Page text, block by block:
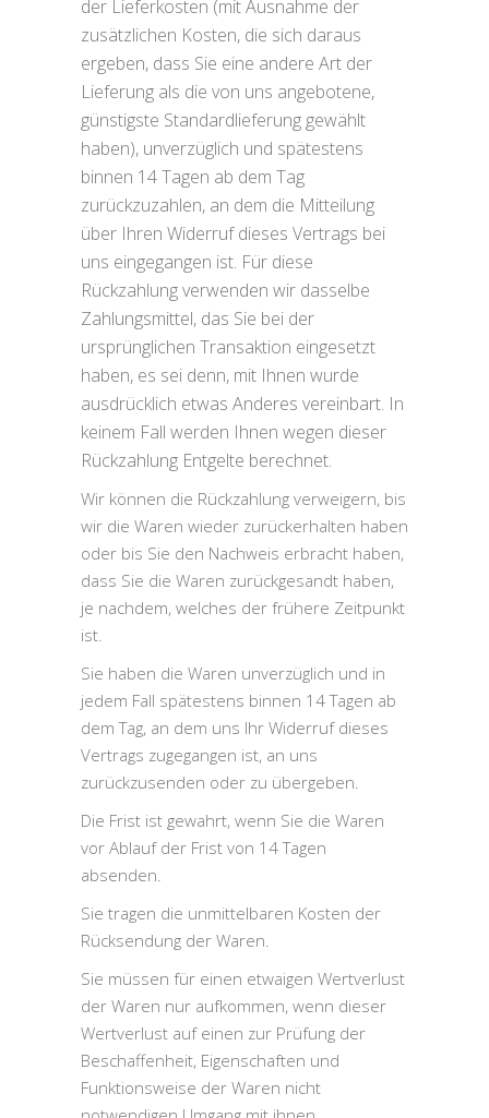
der Lieferkosten (mit Ausnahme der
zusätzlichen Kosten, die sich daraus
ergeben, dass Sie eine andere Art der
Lieferung als die von uns angebotene,
günstigste Standardlieferung gewählt
haben), unverzüglich und spätestens
binnen 14 Tagen ab dem Tag
zurückzuzahlen, an dem die Mitteilung
über Ihren Widerruf dieses Vertrags bei
uns eingegangen ist. Für diese
Rückzahlung verwenden wir dasselbe
Zahlungsmittel, das Sie bei der
ursprünglichen Transaktion eingesetzt
haben, es sei denn, mit Ihnen wurde
ausdrücklich etwas Anderes vereinbart. In
keinem Fall werden Ihnen wegen dieser
Rückzahlung Entgelte berechnet.
Wir können die Rückzahlung verweigern, bis
wir die Waren wieder zurückerhalten haben
oder bis Sie den Nachweis erbracht haben,
dass Sie die Waren zurückgesandt haben,
je nachdem, welches der frühere Zeitpunkt
ist.
Sie haben die Waren unverzüglich und in
jedem Fall spätestens binnen 14 Tagen ab
dem Tag, an dem uns Ihr Widerruf dieses
Vertrags zugegangen ist, an uns
zurückzusenden oder zu übergeben.
Die Frist ist gewahrt, wenn Sie die Waren
vor Ablauf der Frist von 14 Tagen
absenden.
Sie tragen die unmittelbaren Kosten der
Rücksendung der Waren.
Sie müssen für einen etwaigen Wertverlust
der Waren nur aufkommen, wenn dieser
Wertverlust auf einen zur Prüfung der
Beschaffenheit, Eigenschaften und
Funktionsweise der Waren nicht